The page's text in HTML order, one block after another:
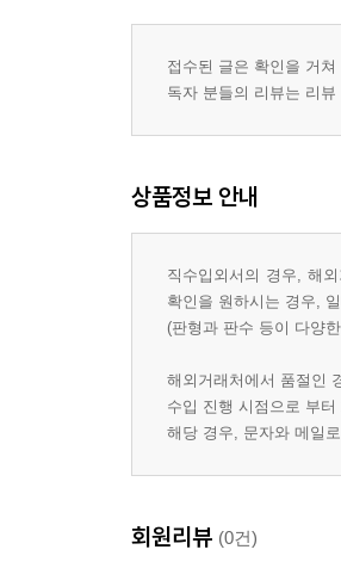
접수된 글은 확인을 거
독자 분들의 리뷰는 리
상품정보 안내
직수입외서의 경우, 해
확인을 원하시는 경우,
(판형과 판수 등이 다양
해외거래처에서 품절인
수입 진행 시점으로 부
해당 경우, 문자와 메일
회원리뷰 (0건)